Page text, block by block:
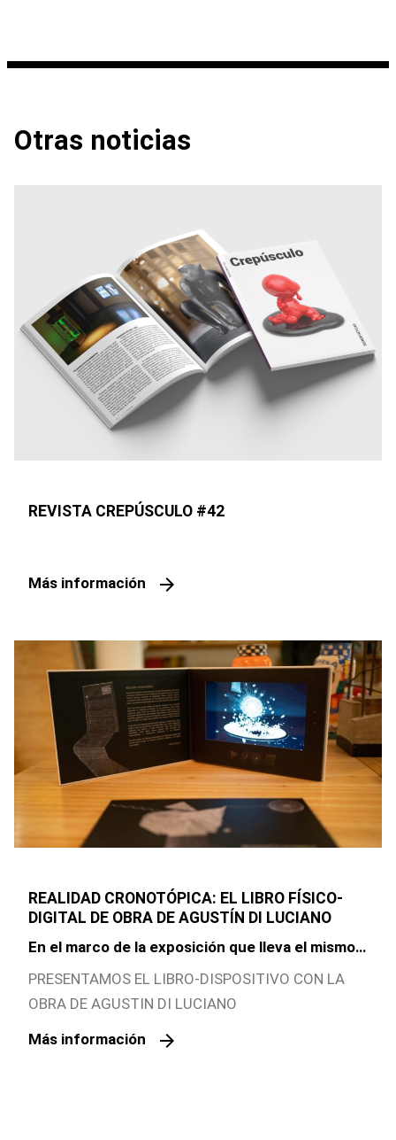
Otras noticias
REVISTA CREPÚSCULO #42
Más información arrow_forward
REALIDAD CRONOTÓPICA: EL LIBRO FÍSICO-
DIGITAL DE OBRA DE AGUSTÍN DI LUCIANO
En el marco de la exposición que lleva el mismo
nombre, presentamos el innovador libro-
dispositivo.
PRESENTAMOS EL LIBRO-DISPOSITIVO CON LA
Más información arrow_forward